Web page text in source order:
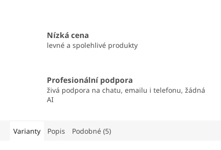
Nízká cena
levné a spolehlivé produkty
Profesionální podpora
živá podpora na chatu, emailu i telefonu, žádná
AI
Varianty Popis Podobné (5)